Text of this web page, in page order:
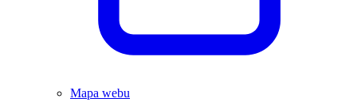
Mapa webu